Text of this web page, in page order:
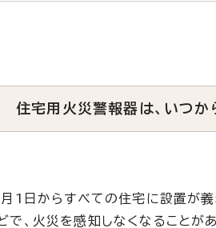
住宅用火災警報器は、いつ
日からすべての住宅に設置が義
で、火災を感知しなくなることが